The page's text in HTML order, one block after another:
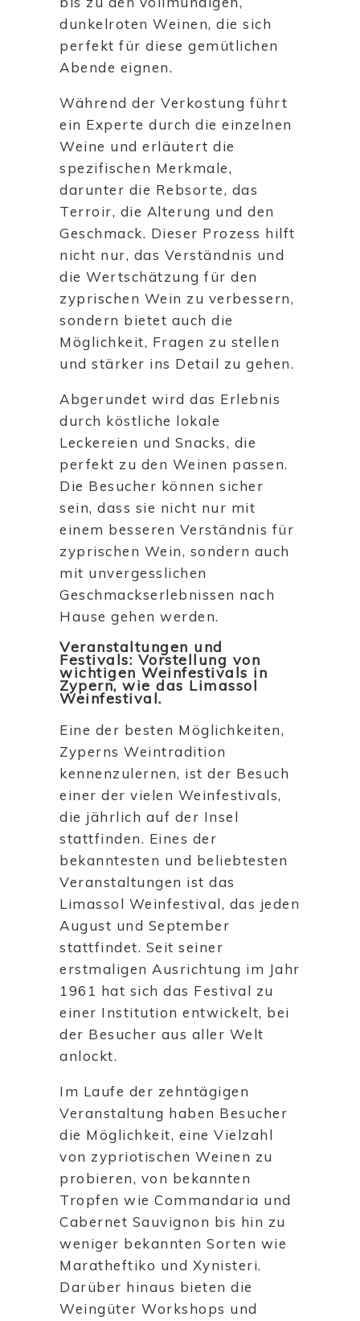
dunkelroten Weinen, die sich
perfekt für diese gemütlichen
Abende eignen.
Während der Verkostung führt
ein Experte durch die einzelnen
Weine und erläutert die
spezifischen Merkmale,
darunter die Rebsorte, das
Terroir, die Alterung und den
Geschmack. Dieser Prozess hilft
nicht nur, das Verständnis und
die Wertschätzung für den
zyprischen Wein zu verbessern,
sondern bietet auch die
Möglichkeit, Fragen zu stellen
und stärker ins Detail zu gehen.
Abgerundet wird das Erlebnis
durch köstliche lokale
Leckereien und Snacks, die
perfekt zu den Weinen passen.
Die Besucher können sicher
sein, dass sie nicht nur mit
einem besseren Verständnis für
zyprischen Wein, sondern auch
mit unvergesslichen
Geschmackserlebnissen nach
Hause gehen werden.
Veranstaltungen und
Festivals: Vorstellung von
wichtigen Weinfestivals in
Zypern, wie das Limassol
Weinfestival.
Eine der besten Möglichkeiten,
Zyperns Weintradition
kennenzulernen, ist der Besuch
einer der vielen Weinfestivals,
die jährlich auf der Insel
stattfinden. Eines der
bekanntesten und beliebtesten
Veranstaltungen ist das
Limassol Weinfestival, das jeden
August und September
stattfindet. Seit seiner
erstmaligen Ausrichtung im Jahr
1961 hat sich das Festival zu
einer Institution entwickelt, bei
der Besucher aus aller Welt
anlockt.
Im Laufe der zehntägigen
Veranstaltung haben Besucher
die Möglichkeit, eine Vielzahl
von zypriotischen Weinen zu
probieren, von bekannten
Tropfen wie Commandaria und
Cabernet Sauvignon bis hin zu
weniger bekannten Sorten wie
Maratheftiko und Xynisteri.
Darüber hinaus bieten die
Weingüter Workshops und